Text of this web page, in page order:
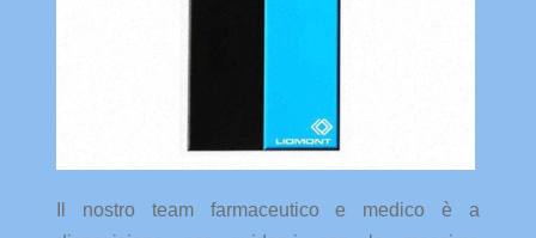
Il nostro team farmaceutico e medico è a